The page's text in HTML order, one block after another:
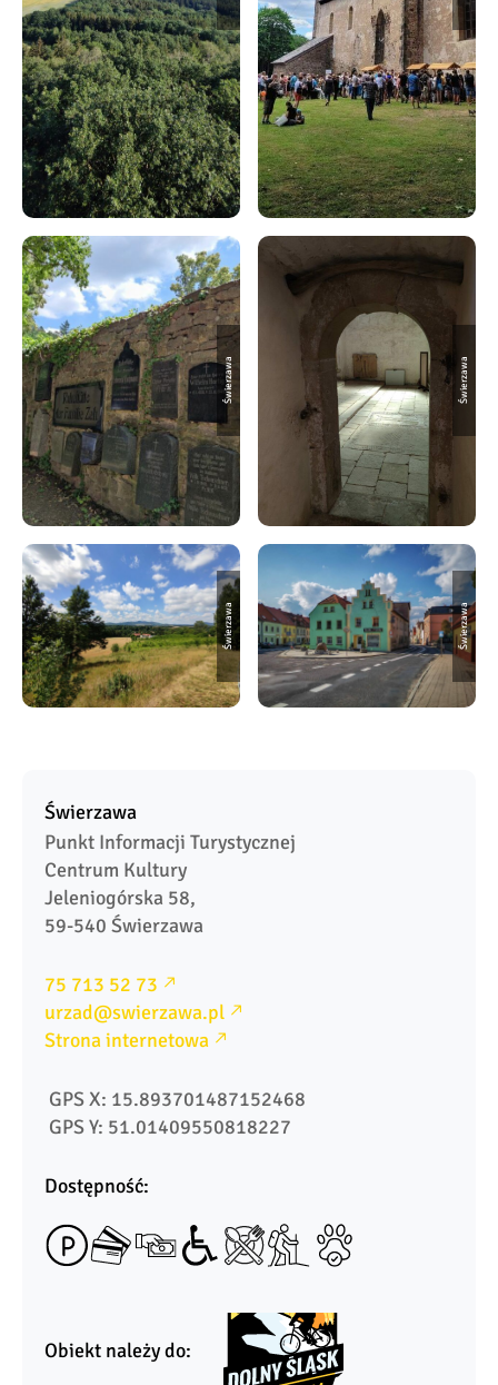
Świerzawa Świerzawa
Świerzawa Świerzawa
Świerzawa
Punkt Informacji Turystycznej
Centrum Kultury
Jeleniogórska 58,
59-540 Świerzawa
75 713 52 73
urzad@swierzawa.pl
Strona internetowa
GPS X: 15.893701487152468
GPS Y: 51.01409550818227
Dostępność:
Obiekt należy do: